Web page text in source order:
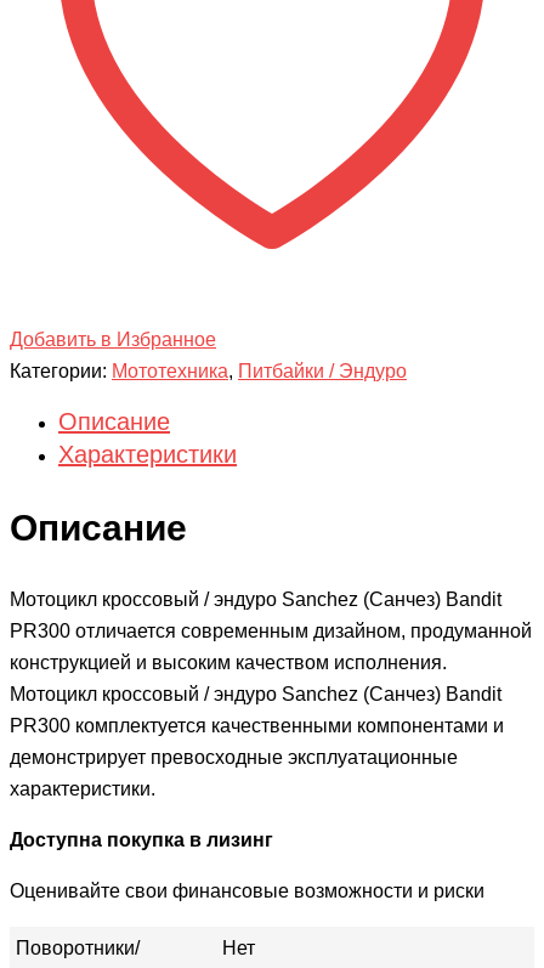
Добавить в Избранное
Категории: Мототехника, Питбайки / Эндуро
Описание
Характеристики
Описание
Мотоцикл кроссовый / эндуро Sanchez (Санчез) Bandit
PR300 отличается современным дизайном, продуманной
конструкцией и высоким качеством исполнения.
Мотоцикл кроссовый / эндуро Sanchez (Санчез) Bandit
PR300 комплектуется качественными компонентами и
демонстрирует превосходные эксплуатационные
характеристики.
Доступна покупка в лизинг
Оценивайте свои финансовые возможности и риски
Поворотники/ Нет